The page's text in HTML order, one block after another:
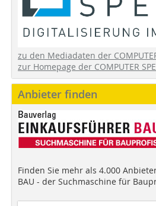
zu den Mediadaten der
zur Homepage der COMPUTER
Anbieter finden
Finden Sie mehr als 4.000 Anbieter
BAU - der Suchmaschine für